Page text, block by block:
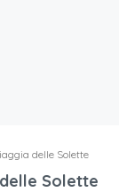
delle Solette
Solette